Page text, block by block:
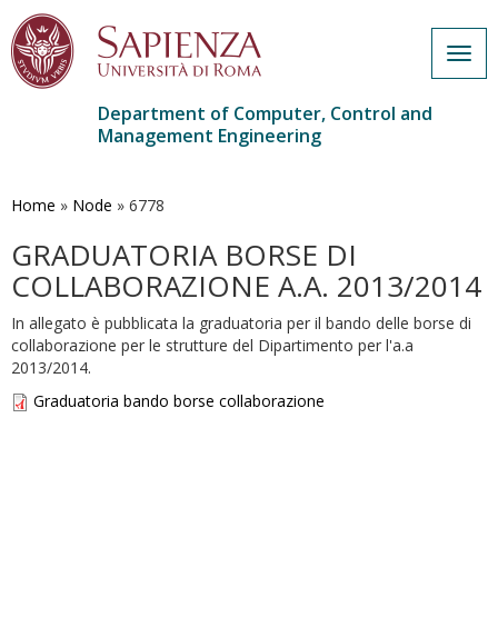
main
Department of Computer, Control and
Management Engineering
Home » Node » 6778
GRADUATORIA BORSE DI
COLLABORAZIONE A.A. 2013/2014
In allegato è pubblicata la graduatoria per il bando delle borse di
collaborazione per le strutture del Dipartimento per l'a.a
2013/2014.
Graduatoria bando borse collaborazione